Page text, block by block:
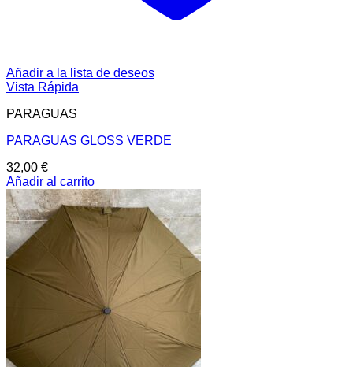
Añadir a la lista de deseos
Vista Rápida
PARAGUAS
PARAGUAS GLOSS VERDE
32,00 €
Añadir al carrito